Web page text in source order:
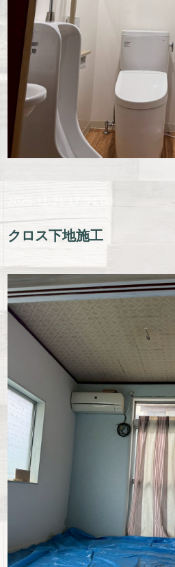
2025-11-21 17:34:00
クロス下地施工